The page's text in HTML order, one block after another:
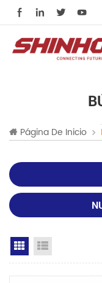
Página De Inicio
Grid View